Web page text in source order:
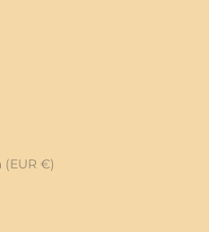
Bosnia y Herzegovina (EUR €)